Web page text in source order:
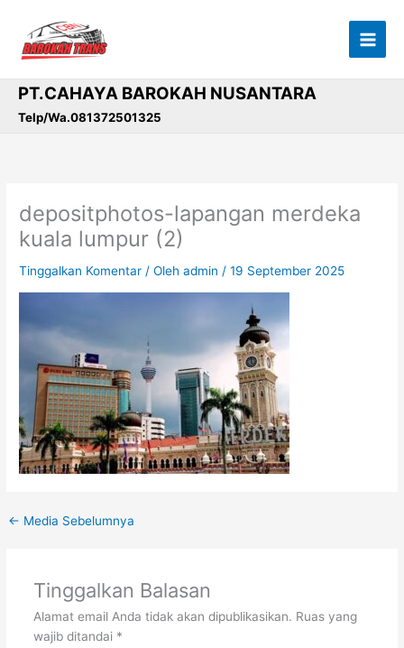
konten
PT.CAHAYA BAROKAH NUSANTARA
Telp/Wa.081372501325
depositphotos-lapangan merdeka
kuala lumpur (2)
Tinggalkan Komentar / Olehadmin /19 September 2025
← Media Sebelumnya
Tinggalkan Balasan
Alamat email Anda tidak akan dipublikasikan. Ruas yang
wajib ditandai *